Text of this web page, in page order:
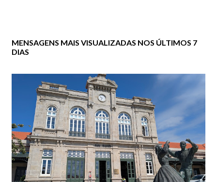
MENSAGENS MAIS VISUALIZADAS NOS ÚLTIMOS 7
DIAS